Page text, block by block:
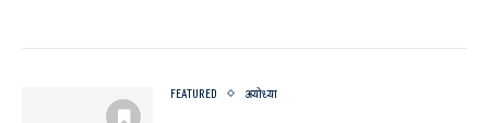
FEATURED अयोध्या